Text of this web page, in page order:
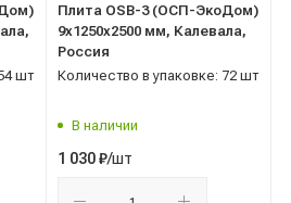
шт
Плита OSB-3 (ОСП-ЭкоДом)
9x1250x2500 мм, Калевала,
Россия
Количество в упаковке: 72 шт
В наличии
1 030₽/шт